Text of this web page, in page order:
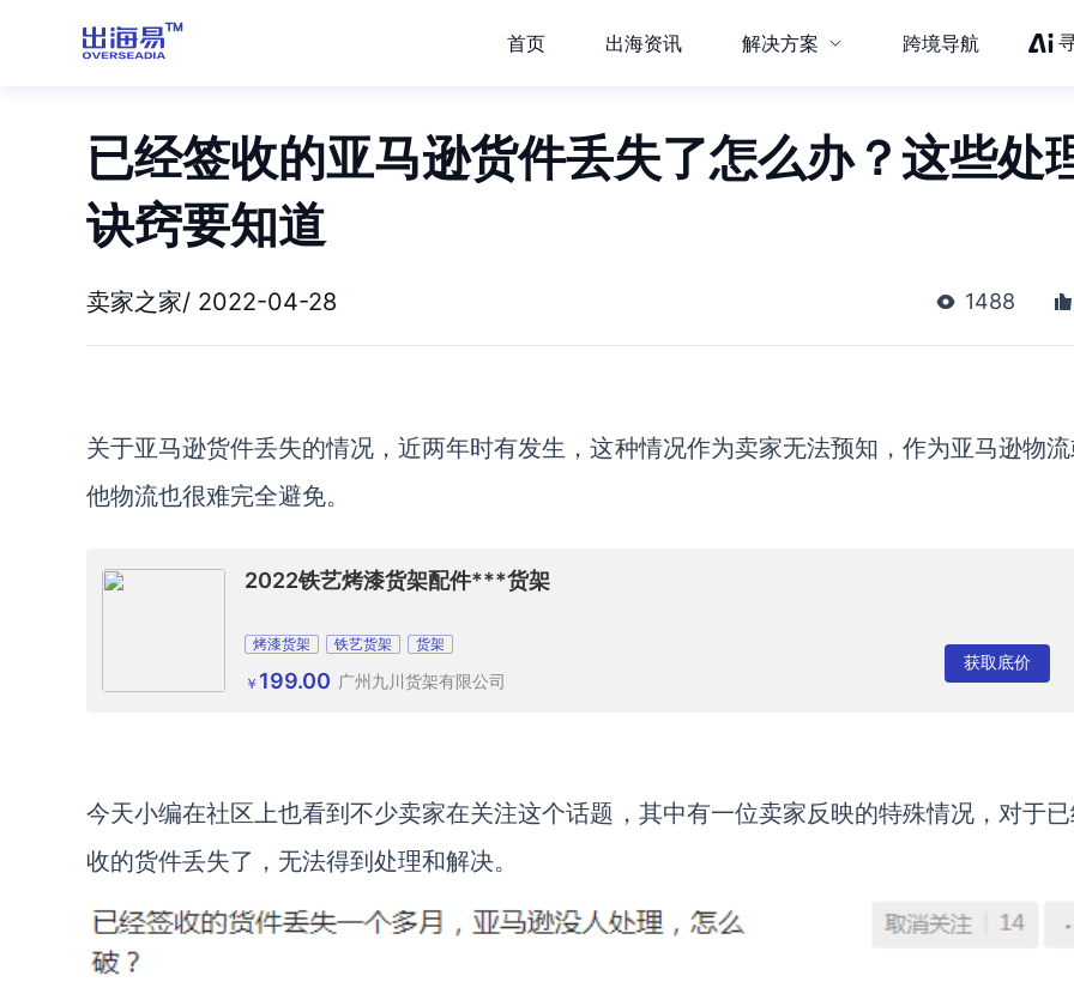
首页 出海资讯 解决方案 跨境导航
已经签收的亚马逊货件丢失了怎么办？这些处
诀窍要知道
卖家之家/ 2022-04-28 1488
关于亚马逊货件丢失的情况，近两年时有发生，这种情况作为卖家无法预知，作为亚马逊物
他物流也很难完全避免。
2022铁艺烤漆货架配件***货架
烤漆货架 铁艺货架 货架
￥ 199.00 广州九川货架有限公司
获取底价
今天小编在社区上也看到不少卖家在关注这个话题，其中有一位卖家反映的特殊情况，对于
收的货件丢失了，无法得到处理和解决。